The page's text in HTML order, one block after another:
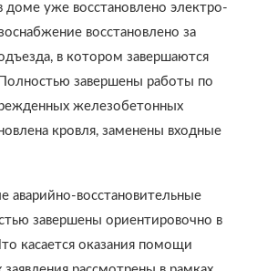
доме уже восстановлено электро-
восстановлено за
в котором завершаются
завершены работы по
железобетонных
кровля, заменены входные
аварийно-восстановительные
завершены ориентировочно в
касается оказания помощи